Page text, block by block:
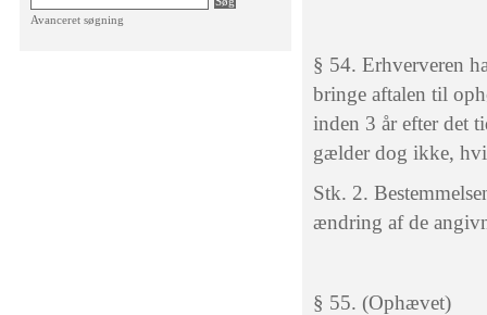
Avanceret søgning
§ 54. Erhververen
bringe aftalen til
inden 3 år efter det
gælder dog ikke,
Stk. 2.
ændring af de
§ 55. (Ophævet)